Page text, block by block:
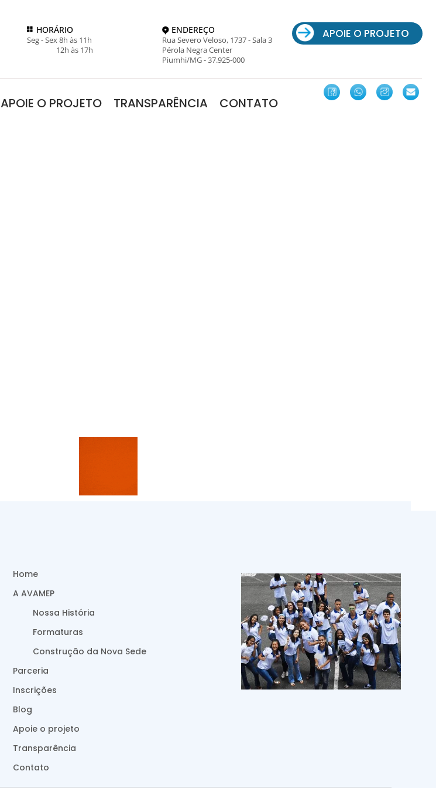
HORÁRIO
Seg - Sex 8h às 11h
12h às 17h
ENDEREÇO
Rua Severo Veloso, 1737 - Sala 3
Pérola Negra Center
Piumhi/MG - 37.925-000
APOIE O PROJETO
APOIE O PROJETO TRANSPARÊNCIA CONTATO
Home
A AVAMEP
Nossa História
Formaturas
Construção da Nova Sede
Parceria
Inscrições
Blog
Apoie o projeto
Transparência
Contato